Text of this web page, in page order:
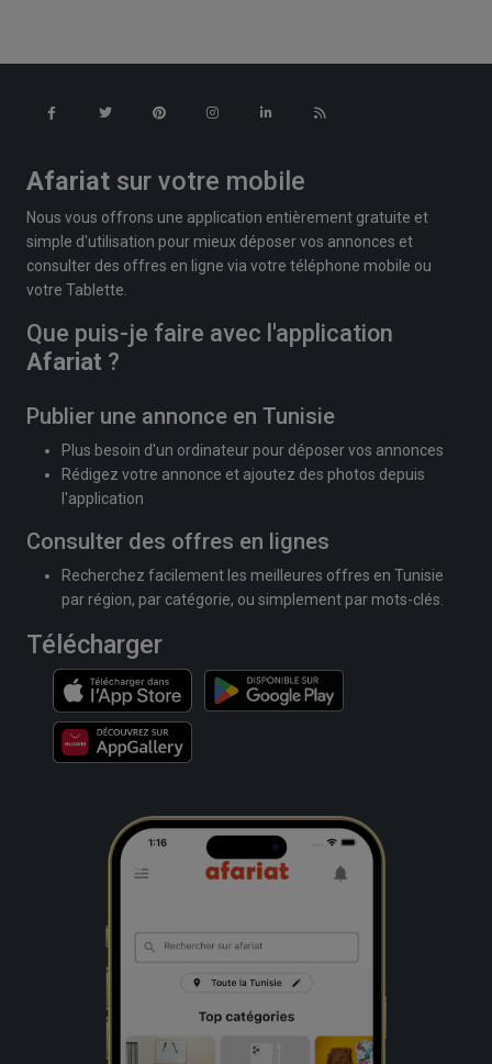
Afariat sur votre mobile
Nous vous offrons une application entièrement gratuite et
simple d'utilisation pour mieux déposer vos annonces et
consulter des offres en ligne via votre téléphone mobile ou
votre Tablette.
Que puis-je faire avec l'application
Afariat ?
Publier une annonce en Tunisie
Plus besoin d'un ordinateur pour déposer vos annonces
Rédigez votre annonce et ajoutez des photos depuis
l'application
Consulter des offres en lignes
Recherchez facilement les meilleures offres en Tunisie
par région, par catégorie, ou simplement par mots-clés.
Télécharger